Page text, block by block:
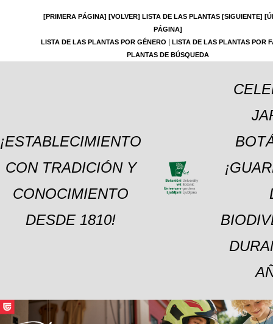
[PRIMERA PÁGINA] [VOLVER] LISTA DE LAS PLANTAS [SIGUIENTE]
PÁGINA]
LISTA DE LAS PLANTAS POR GÉNERO
LISTA DE LAS PLANTAS POR
PLANTAS DE BÚSQUEDA
¡ESTABLECIMIENTO
CON TRADICIÓN Y
CONOCIMIENTO
DESDE 1810!